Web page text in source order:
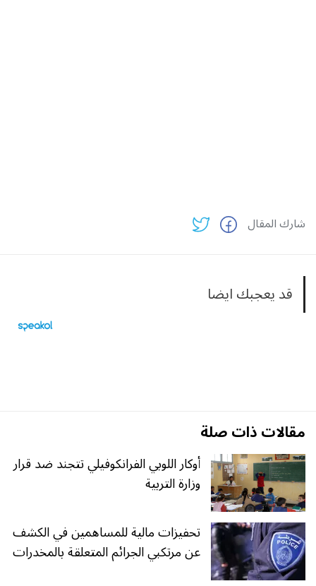
شارك المقال
قد يعجبك ايضا
مقالات ذات صلة
أوكار اللوبي الفرانكوفيلي تتجند ضد قرار
وزارة التربية
تحفيزات مالية للمساهمين في الكشف
عن مرتكبي الجرائم المتعلقة بالمخدرات